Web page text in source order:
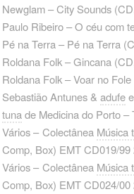
Newglam – City Sounds
Paulo Ribeiro – O céu com
Pé na Terra – Pé na Terra
Roldana Folk – Gincana
Roldana Folk – Voar no
Sebastião Antunes & adufe
tunade Medicina do Porto
Vários – Colectânea Música
Comp, Box) EMT CD019/99
Vários – Colectânea Música
Comp, Box) EMT CD024/00